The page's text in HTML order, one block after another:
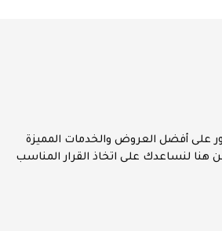
على أفضل العروض والخدمات المميزة
هنا لنساعدك على اتخاذ القرار المناسب